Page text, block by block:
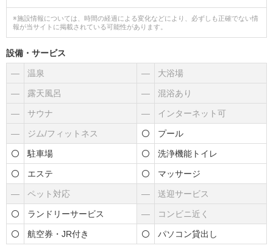
※施設情報については、時間の経過による変化などにより、必ずしも正確でない情
報が当サイトに掲載されている可能性があります。
設備・サービス
― 温泉 ― 大浴場
― 露天風呂 ― 混浴あり
― サウナ ― インターネット可
― ジム/フィットネス プール
駐車場 洗浄機能トイレ
エステ マッサージ
― ペット対応 ― 送迎サービス
ランドリーサービス ― コンビニ近く
航空券・JR付き パソコン貸出し